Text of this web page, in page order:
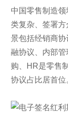
中国零售制造
类复杂、签署
景包括经销商
融协议、内部
购、HR是零售
协议占比居首位